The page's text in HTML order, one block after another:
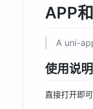
APP
A uni-
使用说明
直接打开即